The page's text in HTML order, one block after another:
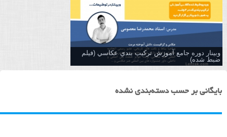
وبینار دوره جامع آموزش تركيب بندي عكاسي (فیلم
ضبط شده)
بایگانی بر حسب دسته‌بندی نشده